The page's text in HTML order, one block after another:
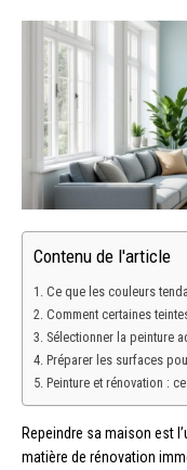
Contenu de l'article
Ce que les couleurs
Comment certaines
Sélectionner la peinture
Préparer les surfaces
Peinture et rénovation :
Repeindre sa maison est
matière de rénovation